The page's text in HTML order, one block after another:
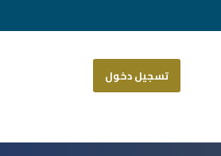
تسجيل دخول